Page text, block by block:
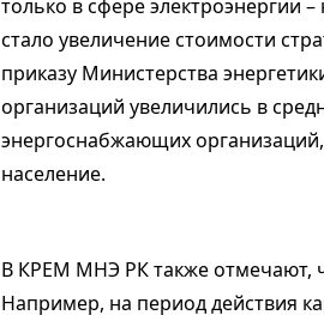
только в сфере электроэнергии
стало увеличение стоимости
приказу Министерства
организаций увеличились в
энергоснабжающих
население.
В КРЕМ МНЭ РК также отмечают,
Например, на период действия